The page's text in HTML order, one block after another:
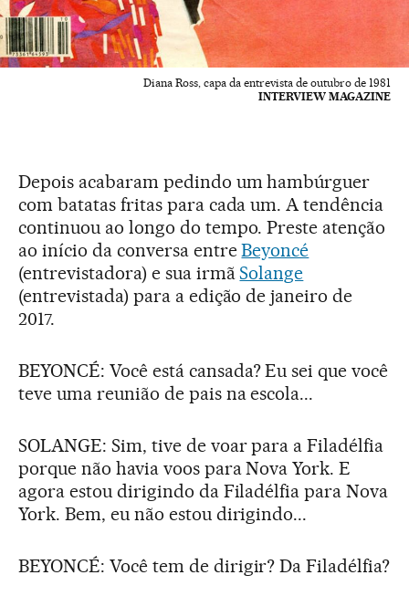
Diana Ross, capa da entrevista de outubro de 1981
INTERVIEW MAGAZINE
Depois acabaram pedindo um hambúrguer
com batatas fritas para cada um. A tendência
continuou ao longo do tempo. Preste atenção
ao início da conversa entreBeyoncé
(entrevistadora) e sua irmãSolange
(entrevistada) para a edição de janeiro de
2017.
BEYONCÉ: Você está cansada? Eu sei que você
teve uma reunião de pais na escola...
SOLANGE: Sim, tive de voar para a Filadélfia
porque não havia voos para Nova York. E
agora estou dirigindo da Filadélfia para Nova
York. Bem, eu não estou dirigindo...
BEYONCÉ: Você tem de dirigir? Da Filadélfia?